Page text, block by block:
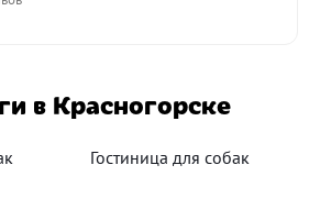
в Красногорске
Гостиница для собак